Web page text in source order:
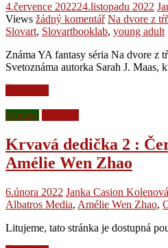
4.července 202224.listopadu 2022
Views žádný komentář Na dvore z
Slovart, Slovartbooklab, young adult
Známa YA fantasy séria Na dvore z
Svetoznáma autorka Sarah J. Maas,
Fantasy
Krvavá dedička 2 :
Amélie Wen Zhao
6.února 2022 Janka Casion Kolenová
Albatros Media, Amélie Wen Zhao,
Litujeme, tato stránka je dostupná